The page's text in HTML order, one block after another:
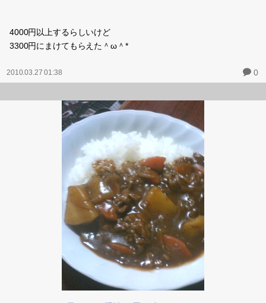
4000円以上するらしいけど
3300円にまけてもらえた＾ω＾*
2010.03.27 01:38 0